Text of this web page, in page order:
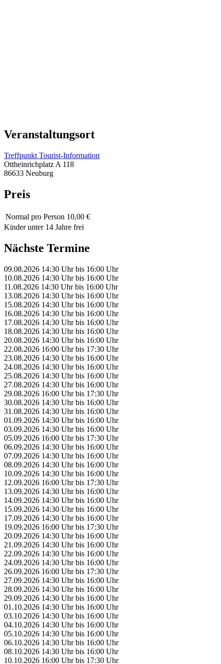
Veranstaltungsort
Treffpunkt Tourist-Information
Ottheinrichplatz A 118
86633 Neuburg
Preis
Normal pro Person 10,00 €
Kinder unter 14 Jahre frei
Nächste Termine
09.08.2026 14:30 Uhrbis 16:00 Uhr
10.08.2026 14:30 Uhrbis 16:00 Uhr
11.08.2026 14:30 Uhrbis 16:00 Uhr
13.08.2026 14:30 Uhrbis 16:00 Uhr
15.08.2026 14:30 Uhrbis 16:00 Uhr
16.08.2026 14:30 Uhrbis 16:00 Uhr
17.08.2026 14:30 Uhrbis 16:00 Uhr
18.08.2026 14:30 Uhrbis 16:00 Uhr
20.08.2026 14:30 Uhrbis 16:00 Uhr
22.08.2026 16:00 Uhrbis 17:30 Uhr
23.08.2026 14:30 Uhrbis 16:00 Uhr
24.08.2026 14:30 Uhrbis 16:00 Uhr
25.08.2026 14:30 Uhrbis 16:00 Uhr
27.08.2026 14:30 Uhrbis 16:00 Uhr
29.08.2026 16:00 Uhrbis 17:30 Uhr
30.08.2026 14:30 Uhrbis 16:00 Uhr
31.08.2026 14:30 Uhrbis 16:00 Uhr
01.09.2026 14:30 Uhrbis 16:00 Uhr
03.09.2026 14:30 Uhrbis 16:00 Uhr
05.09.2026 16:00 Uhrbis 17:30 Uhr
06.09.2026 14:30 Uhrbis 16:00 Uhr
07.09.2026 14:30 Uhrbis 16:00 Uhr
08.09.2026 14:30 Uhrbis 16:00 Uhr
10.09.2026 14:30 Uhrbis 16:00 Uhr
12.09.2026 16:00 Uhrbis 17:30 Uhr
13.09.2026 14:30 Uhrbis 16:00 Uhr
14.09.2026 14:30 Uhrbis 16:00 Uhr
15.09.2026 14:30 Uhrbis 16:00 Uhr
17.09.2026 14:30 Uhrbis 16:00 Uhr
19.09.2026 16:00 Uhrbis 17:30 Uhr
20.09.2026 14:30 Uhrbis 16:00 Uhr
21.09.2026 14:30 Uhrbis 16:00 Uhr
22.09.2026 14:30 Uhrbis 16:00 Uhr
24.09.2026 14:30 Uhrbis 16:00 Uhr
26.09.2026 16:00 Uhrbis 17:30 Uhr
27.09.2026 14:30 Uhrbis 16:00 Uhr
28.09.2026 14:30 Uhrbis 16:00 Uhr
29.09.2026 14:30 Uhrbis 16:00 Uhr
01.10.2026 14:30 Uhrbis 16:00 Uhr
03.10.2026 14:30 Uhrbis 16:00 Uhr
04.10.2026 14:30 Uhrbis 16:00 Uhr
05.10.2026 14:30 Uhrbis 16:00 Uhr
06.10.2026 14:30 Uhrbis 16:00 Uhr
08.10.2026 14:30 Uhrbis 16:00 Uhr
10.10.2026 16:00 Uhrbis 17:30 Uhr